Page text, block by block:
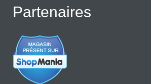
Partenaires